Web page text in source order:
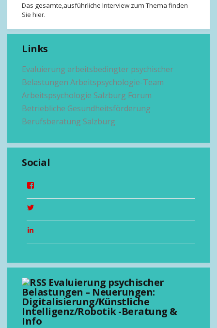
Das gesamte,ausführliche Interview zum Thema finden
Sie hier.
Links
Evaluierung arbeitsbedingter psychischer
Belastungen Arbeitspsychologie-Team
Arbeitspsychologie Salzburg Forum
Betriebliche Gesundheitsförderung
Berufsberatung Salzburg
Social
Evaluierung psychischer
Belastungen – Neuerungen:
Digitalisierung/Künstliche
Intelligenz/Robotik -Beratung &
Info